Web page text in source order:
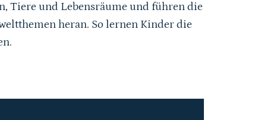
Tiere und Lebensräume und führen die
heran. So lernen Kinder die